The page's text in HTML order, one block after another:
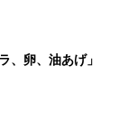
、卵、油あげ」